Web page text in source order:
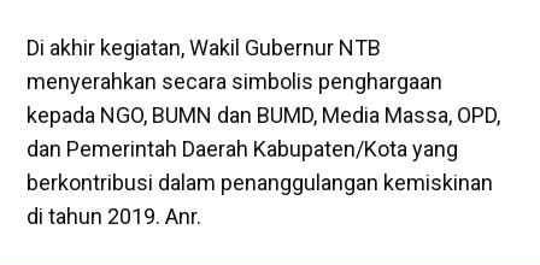
Di akhir kegiatan, Wakil Gubernur NTB
menyerahkan secara simbolis penghargaan
kepada NGO, BUMN dan BUMD, Media Massa, OPD,
dan Pemerintah Daerah Kabupaten/Kota yang
berkontribusi dalam penanggulangan kemiskinan
di tahun 2019. Anr.